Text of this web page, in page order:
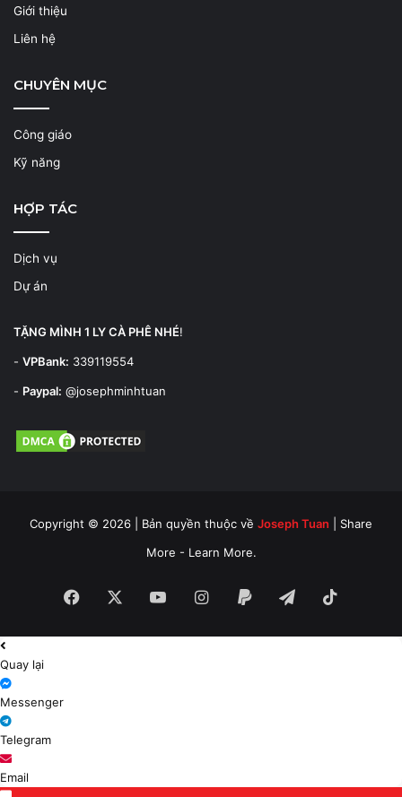
Giới thiệu
Liên hệ
CHUYÊN MỤC
Công giáo
Kỹ năng
HỢP TÁC
Dịch vụ
Dự án
TẶNG MÌNH 1 LY CÀ PHÊ NHÉ!
- VPBank: 339119554
- Paypal: @josephminhtuan
Copyright © 2026 | Bản quyền thuộc về Joseph Tuan | Share
More - Learn More.
Facebook YouTubeInstagram
Paypal Telegram
Quay lại
Messenger
Telegram
Email